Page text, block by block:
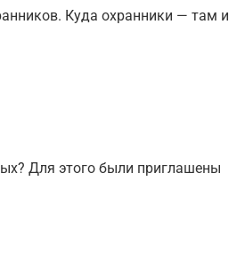
Куда охранники — там и
Для этого были приглашены